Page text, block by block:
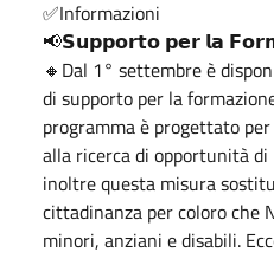
✅️Informazioni
📢𝗦𝘂𝗽𝗽𝗼𝗿𝘁𝗼 𝗽𝗲𝗿 𝗹𝗮
🔸Dal 1° settembre è
di supporto per la
programma è progettato
alla ricerca di opportunità
inoltre questa misura
cittadinanza per coloro che
minori, anziani e disabili.